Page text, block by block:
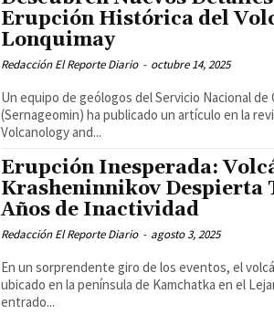
Erupción Histórica del
Lonquimay
Redacción El Reporte Diario - octubre 14, 2025
Un equipo de geólogos del Servicio Nacional de
(Sernageomin) ha publicado un artículo en la
Volcanology and...
Erupción Inesperada:
Krasheninnikov Despierta
Años de Inactividad
Redacción El Reporte Diario - agosto 3, 2025
En un sorprendente giro de los eventos, el
ubicado en la península de Kamchatka en el
entrado...